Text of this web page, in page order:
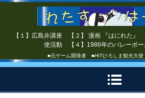
【１】広島弁講座 【２】 漫画 『はにれた』
使活動 【４】1986年のバレーボ
■元ゲーム開発者 ■HITひろしま観光大使